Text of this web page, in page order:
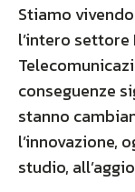
Stiamo
l’intero
conseguenze
stanno
l’innovazione,
studio,